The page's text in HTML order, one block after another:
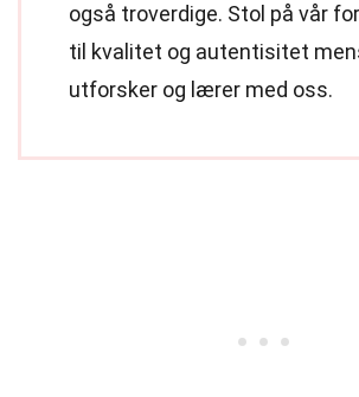
også troverdige. Stol på vår
til kvalitet og autentisitet
utforsker og lærer med oss.